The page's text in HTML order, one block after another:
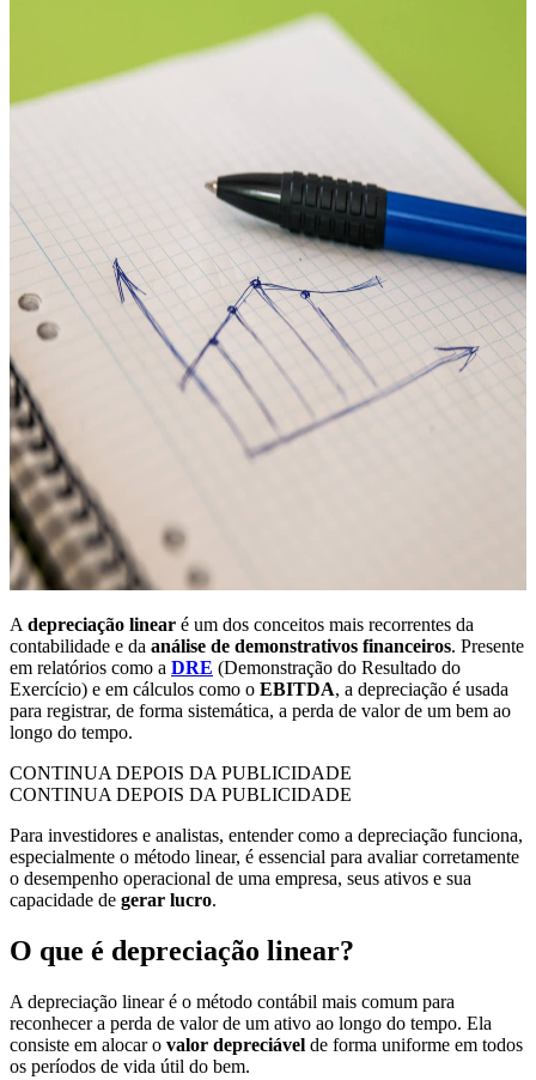
A depreciação linear é um dos conceitos mais recorrentes da
contabilidade e da análise de demonstrativos financeiros. Presente
em relatórios como a DRE (Demonstração do Resultado do
Exercício) e em cálculos como o EBITDA, a depreciação é usada
para registrar, de forma sistemática, a perda de valor de um bem ao
longo do tempo.
CONTINUA DEPOIS DA PUBLICIDADE
CONTINUA DEPOIS DA PUBLICIDADE
Para investidores e analistas, entender como a depreciação funciona,
especialmente o método linear, é essencial para avaliar corretamente
o desempenho operacional de uma empresa, seus ativos e sua
capacidade de gerar lucro.
O que é depreciação linear?
A depreciação linear é o método contábil mais comum para
reconhecer a perda de valor de um ativo ao longo do tempo. Ela
consiste em alocar o valor depreciável de forma uniforme em todos
os períodos de vida útil do bem.